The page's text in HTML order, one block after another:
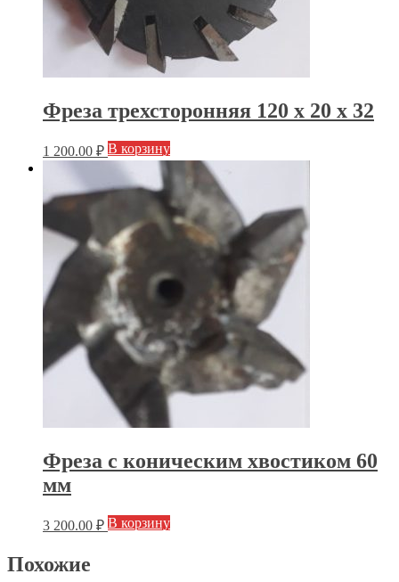
Фреза трехсторонняя 120 х 20 х 32
1 200.00 ₽ В корзину
Фреза с коническим хвостиком 60
мм
3 200.00 ₽ В корзину
Похожие